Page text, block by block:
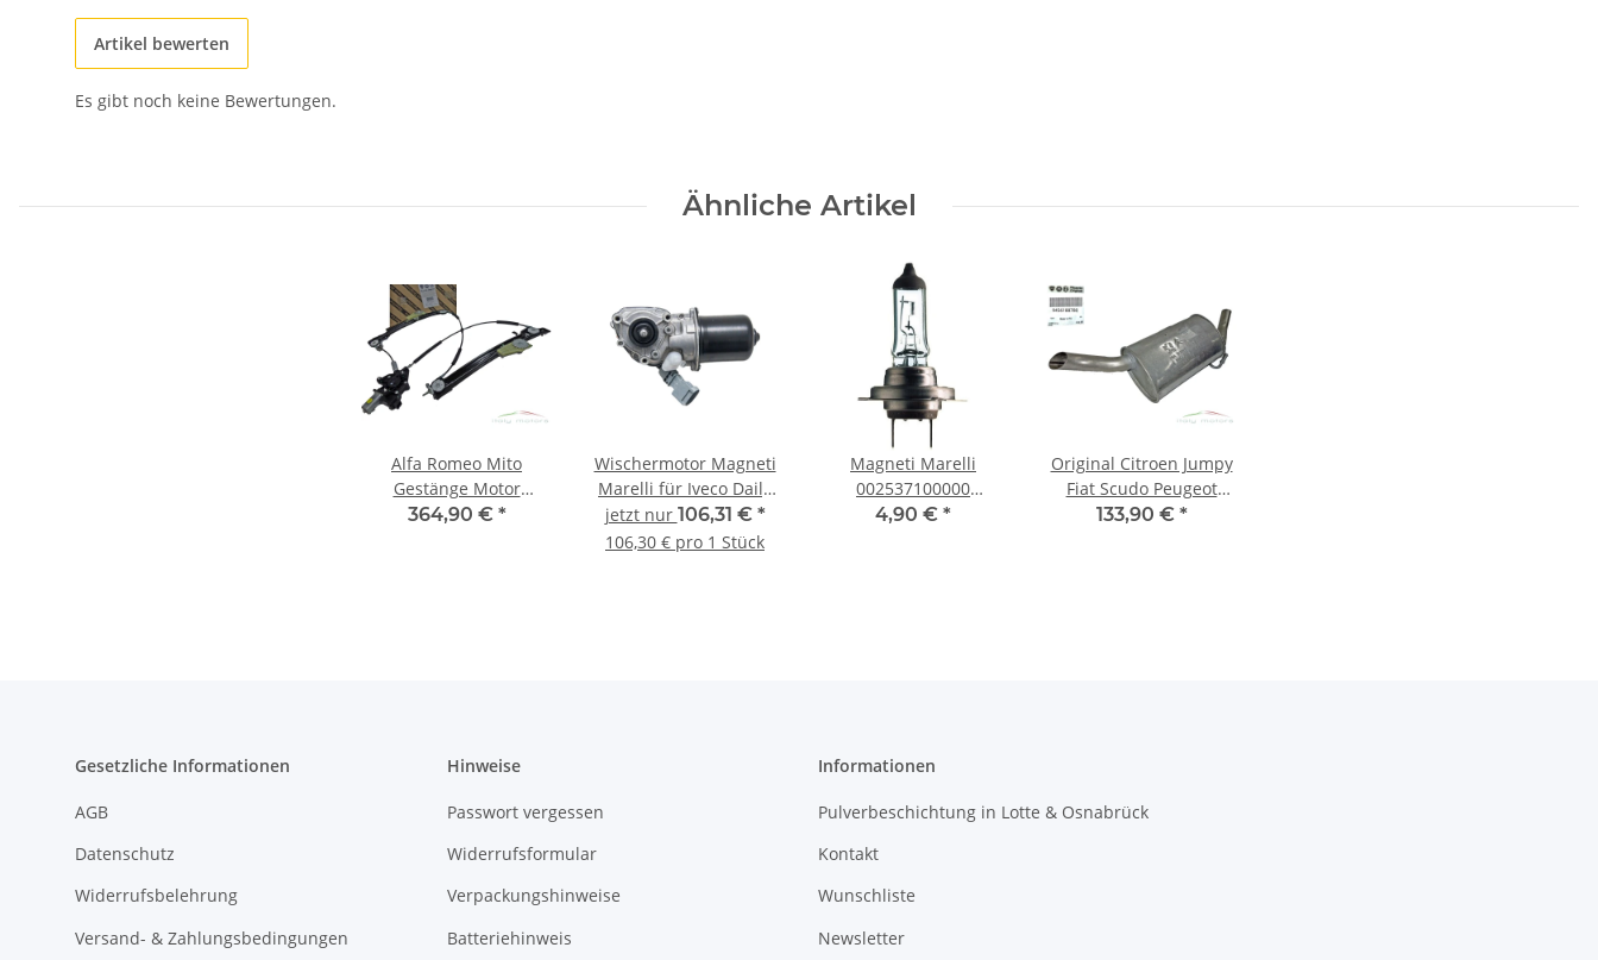
Artikel bewerten
Es gibt noch keine Bewertungen.
Ähnliche Artikel
Alfa Romeo Mito
Gestänge Motor
Fensterheber Fenster
364,90 € *
Wischermotor Magneti
Marelli für Iveco Daily
3.0 JTD 12V vorne
42536088 9900333
jetzt nur 106,31 € *
106,30 € pro 1 Stück
Magneti Marelli
002537100000
Glühlampe H7 12V 55W
4,90 € *
Original Citroen Jumpy
Fiat Scudo Peugeot
Expert 1,9 D Endtopf
133,90 € *
Gesetzliche Informationen
AGB
Datenschutz
Widerrufsbelehrung
Versand- & Zahlungsbedingungen
Hinweise
Passwort vergessen
Widerrufsformular
Verpackungshinweise
Batteriehinweis
Informationen
Pulverbeschichtung in Lotte & Osnabrück
Kontakt
Wunschliste
Newsletter